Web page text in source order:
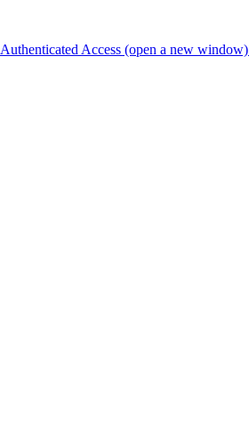
Authenticated Access (open a new window)